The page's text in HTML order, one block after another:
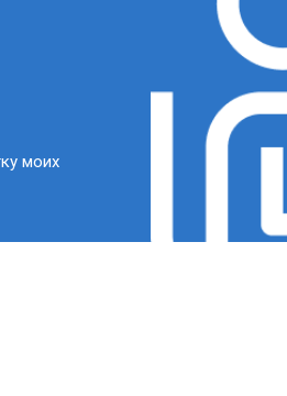
моих